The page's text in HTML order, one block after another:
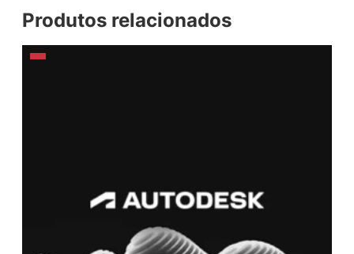
Produtos relacionados